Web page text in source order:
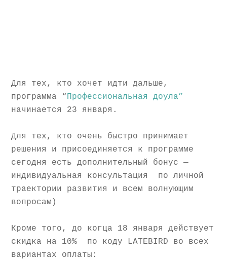
Для тех, кто хочет идти дальше,
программа “
Профессиональная доула”
начинается 23 января.
Для тех, кто очень быстро принимает
решения и присоединяется к программе
сегодня есть дополнительный бонус —
индивидуальная консультация по личной
траектории развития и всем волнующим
вопросам)
Кроме того, до когца 18 января действует
скидка на 10% по коду LATEBIRD во всех
вариантах оплаты: